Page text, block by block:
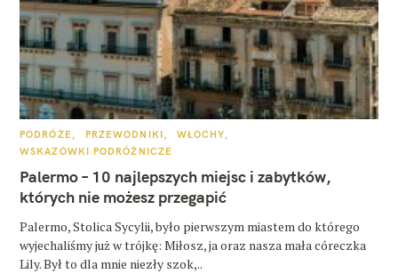
K
T
G
R
PODRÓŻE PRZEWODNIKI
WŁOCHY
WSKAZÓWKI PODRÓŻNICZE
Palermo – 10 najlepszych miejsc i zabytków,
których nie możesz przegapić
Palermo, Stolica Sycylii, było pierwszym miastem do którego
wyjechaliśmy już w trójkę: Miłosz, ja oraz nasza mała córeczka
Lily. Był to dla mnie niezły szok,..